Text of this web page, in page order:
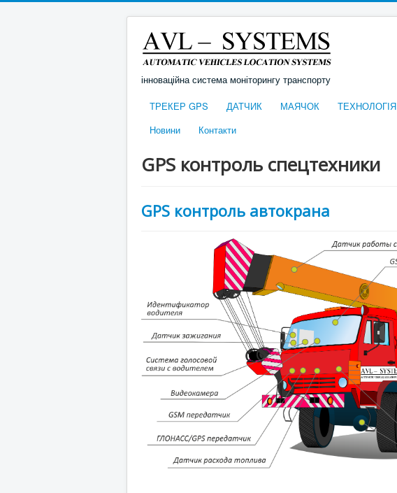
інноваційна система моніторингу транспорту
ТРЕКЕР GPS ДАТЧИК МАЯЧОК ТЕХНОЛОГІЯ
Новини
Контакти
GPS контроль спецтехники
GPS контроль автокрана